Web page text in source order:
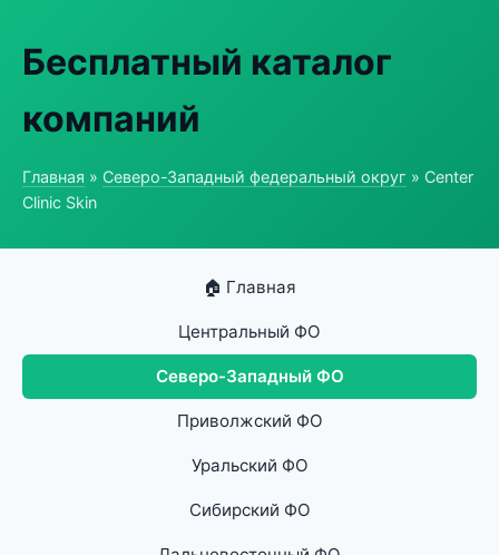
Бесплатный каталог
компаний
Главная » Северо-Западный федеральный округ » Center
Clinic Skin
🏠 Главная
Центральный ФО
Северо-Западный ФО
Приволжский ФО
Уральский ФО
Сибирский ФО